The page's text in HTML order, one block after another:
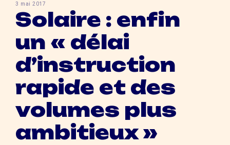
3 mai 2017
Solaire : enfin
un « délai
d’instruction
rapide et des
volumes plus
ambitieux »